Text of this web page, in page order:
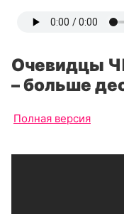
Очевидцы
– больше
Полная версия